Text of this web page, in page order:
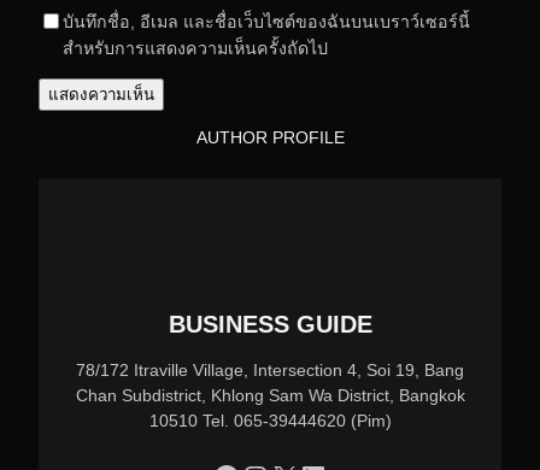
บันทึกชื่อ, อีเมล และชื่อเว็บไซต์ของฉันบนเบราว์เซอร์นี้
สำหรับการแสดงความเห็นครั้งถัดไป
AUTHOR PROFILE
BUSINESS GUIDE
78/172 Itraville Village, Intersection 4, Soi 19, Bang
Chan Subdistrict, Khlong Sam Wa District, Bangkok
10510 Tel. 065-39444620 (Pim)